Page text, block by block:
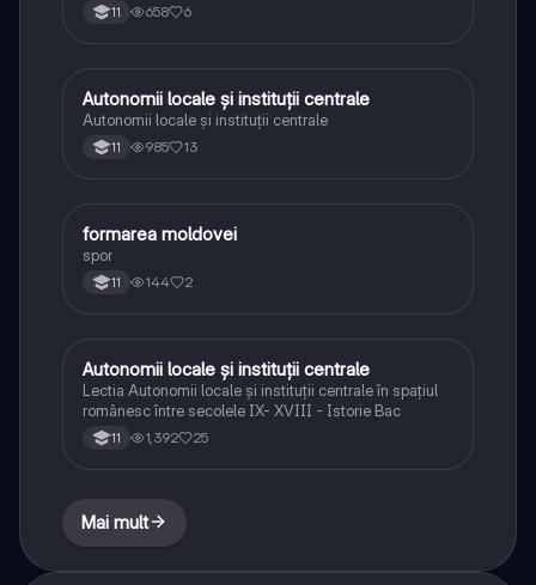
11 658 6
Istorie
Autonomii locale și instituții centrale
Autonomii locale și instituții centrale
11 985 13
Istorie
formarea moldovei
spor
11 144 2
Istorie
Autonomii locale și instituții centrale
Lectia Autonomii locale și instituții centrale în spațiul
românesc între secolele IX- XVIII - Istorie Bac
11 1,392 25
Mai mult